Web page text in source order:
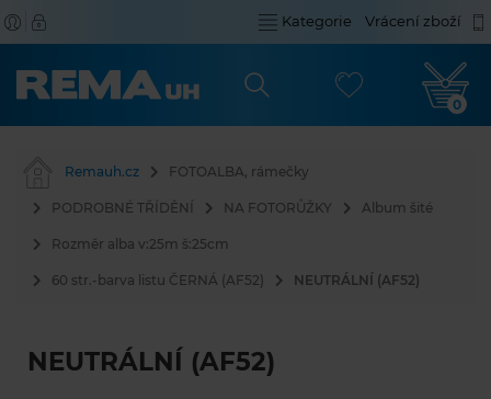
Kategorie Vrácení zboží
0
Remauh.cz FOTOALBA, rámečky
PODROBNÉ TŘÍDĚNÍ NA FOTORŮŽKY Album šité
Rozměr alba v:25m š:25cm
60 str.-barva listu ČERNÁ (AF52) NEUTRÁLNÍ (AF52)
NEUTRÁLNÍ (AF52)